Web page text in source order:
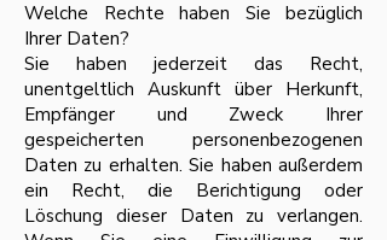
Welche Rechte haben Sie bezüglich
Ihrer Daten?
Sie haben jederzeit das Recht,
unentgeltlich Auskunft über Herkunft,
Empfänger und Zweck Ihrer
gespeicherten personenbezogenen
Daten zu erhalten. Sie haben außerdem
ein Recht, die Berichtigung oder
Löschung dieser Daten zu verlangen.